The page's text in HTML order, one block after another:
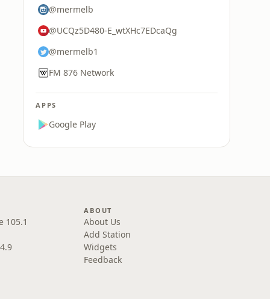
@mermelb
@UCQz5D480-E_wtXHc7EDcaQg
@mermelb1
FM 876 Network
APPS
Google Play
105.1
ABOUT
About Us
Add Station
Widgets
Feedback